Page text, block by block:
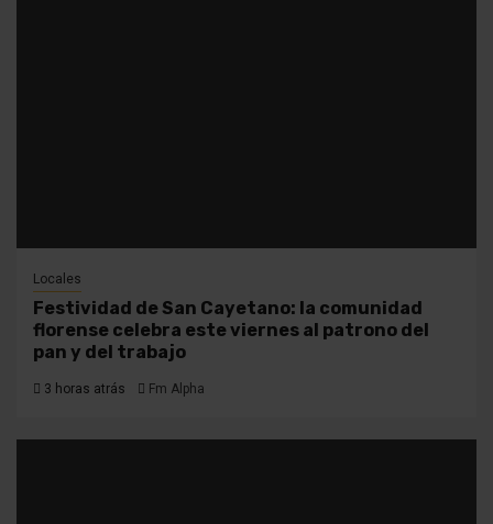
Locales
Festividad de San Cayetano: la comunidad
florense celebra este viernes al patrono del
pan y del trabajo
3 horas atrás Fm Alpha